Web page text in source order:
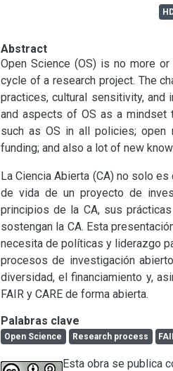
Abstract
Open Science (OS) is no more
cycle of a research project. The
practices, cultural sensitivity, and
and aspects of OS as a mindset
such as OS in all policies; open
funding; and also a lot of new
La Ciencia Abierta (CA) no solo
de vida de un proyecto de
principios de la CA, sus
sostengan la CA. Esta
necesita de políticas y liderazgo
procesos de investigación
diversidad, el financiamiento y,
FAIR y CARE de forma abierta.
Palabras clave
Open Science Research process
Esta obra se publica